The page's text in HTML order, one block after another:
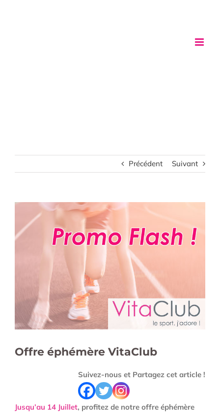
Précédent Suivant
l'image
agrandie
Offre éphémère VitaClub
Suivez-nous et Partagez cet article !
Jusqu’au 14 Juillet, profitez de notre offre éphémère